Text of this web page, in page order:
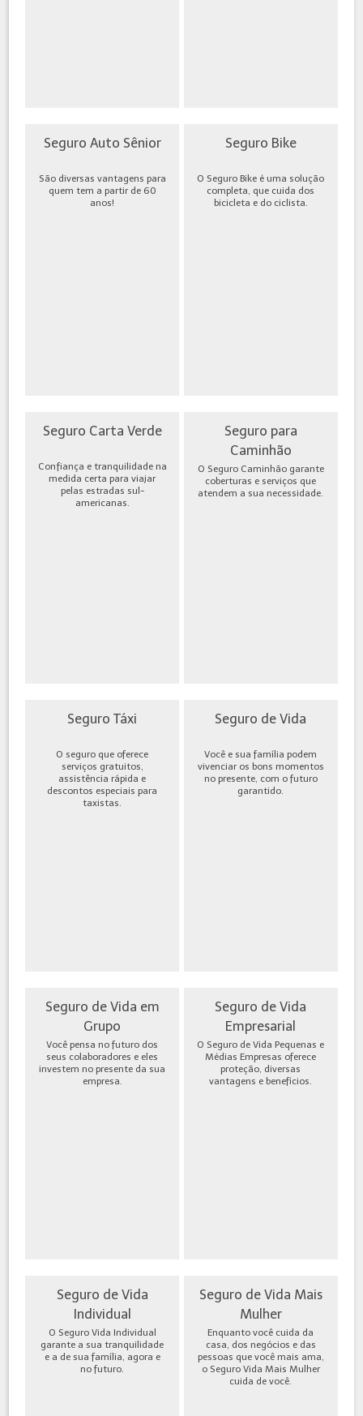
Seguro Auto Sênior
São diversas vantagens para
quem tem a partir de 60
anos!
Seguro Bike
O Seguro Bike é uma solução
completa, que cuida dos
bicicleta e do ciclista.
Seguro Carta Verde
Confiança e tranquilidade na
medida certa para viajar
pelas estradas sul-
americanas.
Seguro para
Caminhão
O Seguro Caminhão garante
coberturas e serviços que
atendem a sua necessidade.
Seguro Táxi
O seguro que oferece
serviços gratuitos,
assistência rápida e
descontos especiais para
taxistas.
Seguro de Vida
Você e sua família podem
vivenciar os bons momentos
no presente, com o futuro
garantido.
Seguro de Vida em
Grupo
Você pensa no futuro dos
seus colaboradores e eles
investem no presente da sua
empresa.
Seguro de Vida
Empresarial
O Seguro de Vida Pequenas e
Médias Empresas oferece
proteção, diversas
vantagens e benefícios.
Seguro de Vida
Individual
O Seguro Vida Individual
garante a sua tranquilidade
e a de sua família, agora e
no futuro.
Seguro de Vida Mais
Mulher
Enquanto você cuida da
casa, dos negócios e das
pessoas que você mais ama,
o Seguro Vida Mais Mulher
cuida de você.